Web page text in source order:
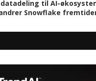
datadeling til AI-
Snowflake